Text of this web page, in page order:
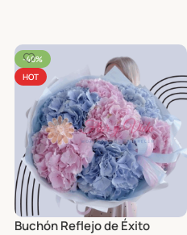
-40%
HOT
Buchón Reflejo de Éxito